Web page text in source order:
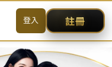
送出
中文 搜尋